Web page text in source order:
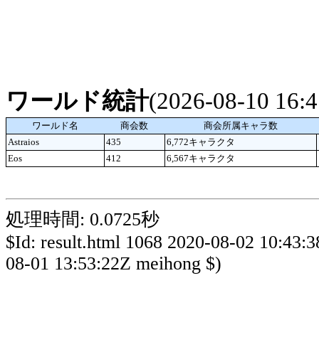
ワールド統計(2026-08-10
ワールド名 商会数
商会所属キャラ数
Astraios
435 6,772キャラクタ
Eos
412 6,567キャラクタ
処理時間: 0.0725秒
$Id: result.html 1068 2020-08-02
08-01 13:53:22Z meihong $)